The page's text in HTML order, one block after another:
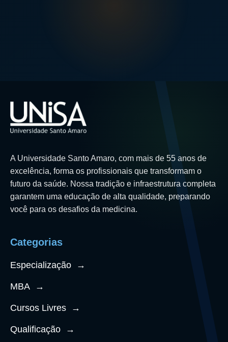
A Universidade Santo Amaro, com mais de 55 anos de
excelência, forma os profissionais que transformam o
futuro da saúde. Nossa tradição e infraestrutura completa
garantem uma educação de alta qualidade, preparando
você para os desafios da medicina.
Categorias
Especialização →
MBA →
Cursos Livres →
Qualificação →